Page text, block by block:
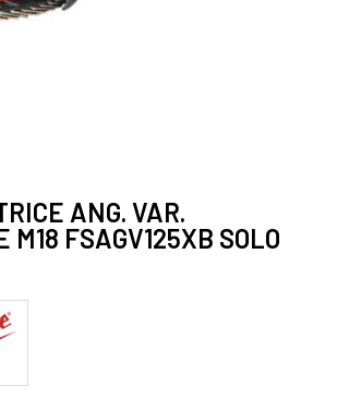
ANG. VAR.
M18 FSAGV125XB SOLO